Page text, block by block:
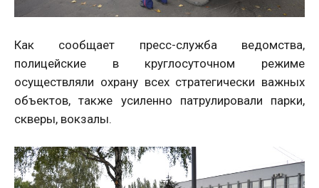
Как сообщает пресс-служба ведомства,
полицейские в круглосуточном режиме
осуществляли охрану всех стратегически важных
объектов, также усиленно патрулировали парки,
скверы, вокзалы.